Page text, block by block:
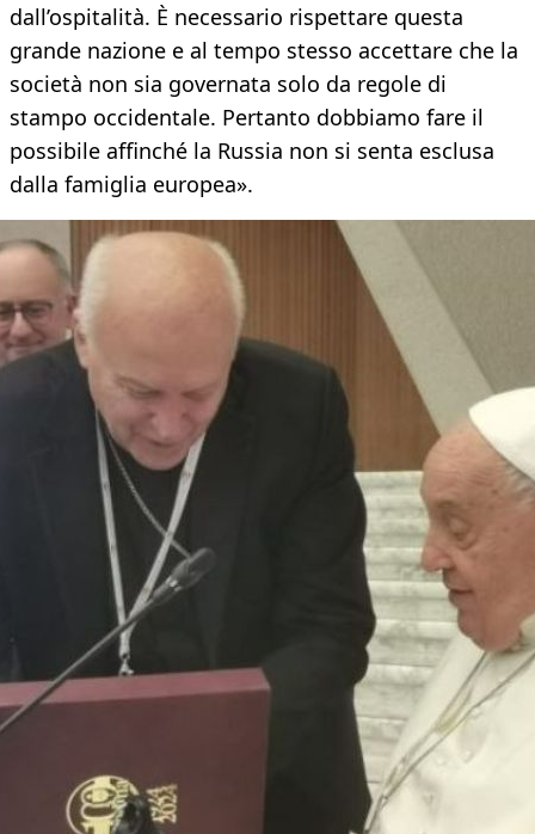
dall’ospitalità. È necessario rispettare questa
grande nazione e al tempo stesso accettare che la
società non sia governata solo da regole di
stampo occidentale. Pertanto dobbiamo fare il
possibile affinché la Russia non si senta esclusa
dalla famiglia europea».